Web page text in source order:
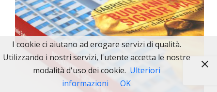
I cookie ci aiutano ad erogare servizi di qualità.
Utilizzando i nostri servizi, l'utente accetta le nostre
modalità d'uso dei cookie. Ulteriori
informazioni
OK